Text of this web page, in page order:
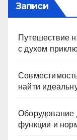
Записи
Путешествие
с духом
найти
Оборудование
функции и